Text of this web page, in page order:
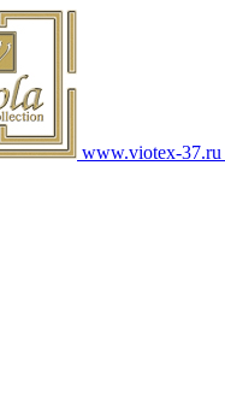
www.viotex-37.ru